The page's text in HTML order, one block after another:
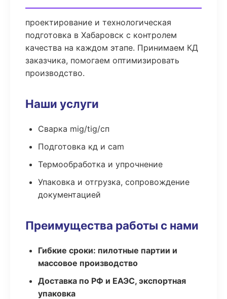
проектирование и технологическая
подготовка в Хабаровск с контролем
качества на каждом этапе. Принимаем КД
заказчика, помогаем оптимизировать
производство.
Наши услуги
Сварка mig/tig/сп
Подготовка кд и cam
Термообработка и упрочнение
Упаковка и отгрузка, сопровождение
документацией
Преимущества работы с нами
Гибкие сроки: пилотные партии и
массовое производство
Доставка по РФ и ЕАЭС, экспортная
упаковка